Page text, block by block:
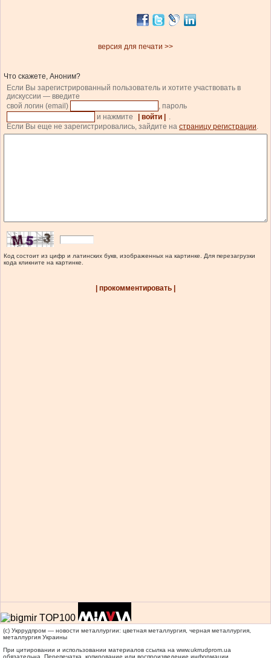
версия для печати >>
Что скажете, Аноним?
Если Вы зарегистрированный пользователь и хотите участвовать в
дискуссии — введите
свой логин (email)
, пароль
и нажмите
| войти |
.
Если Вы еще не зарегистрировались, зайдите на страницу регистрации.
Код состоит из цифр и латинских букв, изображенных на картинке. Для перезагрузки
кода кликните на картинке.
| прокомментировать |
(c) Укррудпром — новости металлургии: цветная металлургия, черная металлургия,
металлургия Украины
При цитировании и использовании материалов ссылка на www.ukrrudprom.ua